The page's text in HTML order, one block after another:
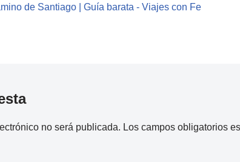
de Santiago | Guía barata - Viajes con Fe
no será publicada. Los campos obligatorios